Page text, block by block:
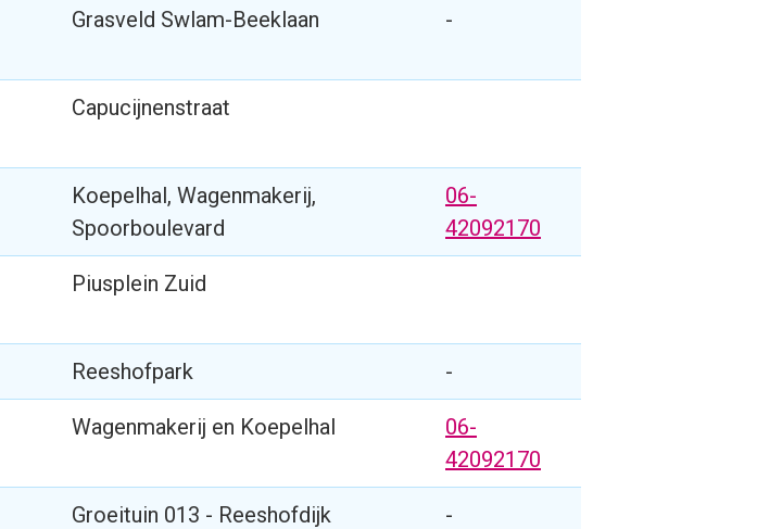
Grasveld Swlam-Beeklaan -
Capucijnenstraat
Koepelhal, Wagenmakerij,
Spoorboulevard
06-
42092170
Piusplein Zuid
Reeshofpark -
Wagenmakerij en Koepelhal
06-
42092170
Groeituin 013 - Reeshofdijk -